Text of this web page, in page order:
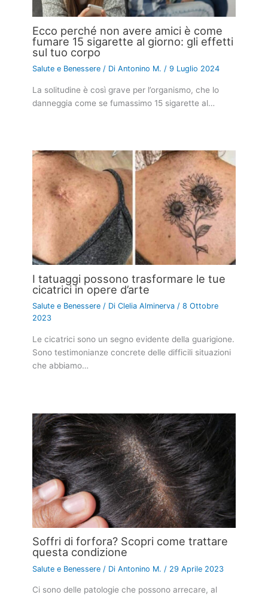
Ecco perché non avere amici è come
fumare 15 sigarette al giorno: gli effetti
sul tuo corpo
Salute e Benessere / DiAntonino M. /9 Luglio 2024
La solitudine è così grave per l’organismo, che lo
danneggia come se fumassimo 15 sigarette al…
I tatuaggi possono trasformare le tue
cicatrici in opere d’arte
Salute e Benessere / DiClelia Alminerva/8 Ottobre
2023
Le cicatrici sono un segno evidente della guarigione.
Sono testimonianze concrete delle difficili situazioni
che abbiamo…
Soffri di forfora? Scopri come trattare
questa condizione
Salute e Benessere / DiAntonino M. / 29 Aprile 2023
Ci sono delle patologie che possono arrecare, al